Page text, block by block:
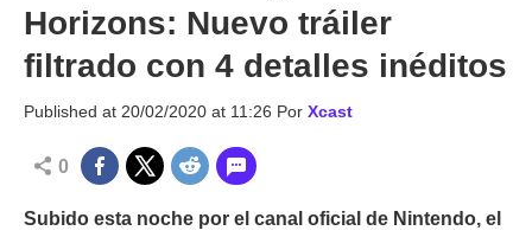
Horizons: Nuevo tráiler
filtrado con 4 detalles inéditos
Published at 20/02/2020 at 11:26 Por Xcast
0
Subido esta noche por el canal oficial de Nintendo, el